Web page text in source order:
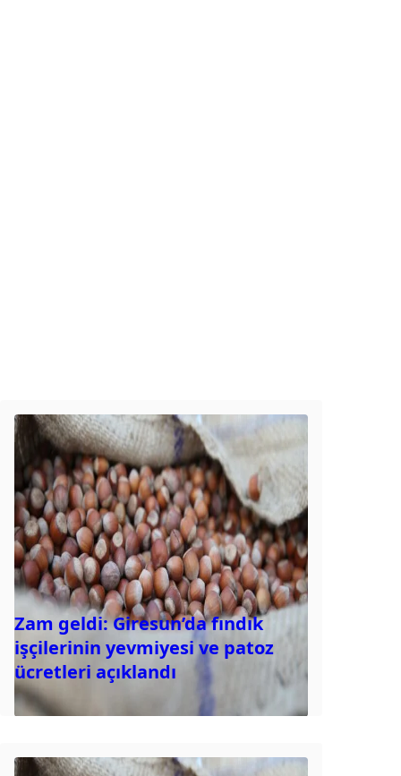
Zam geldi: Giresun’da fındık
işçilerinin yevmiyesi ve patoz
ücretleri açıklandı